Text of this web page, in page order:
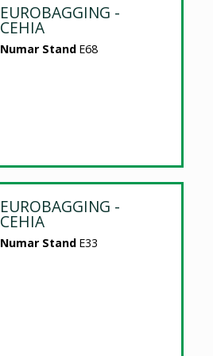
EUROBAGGING -
CEHIA
Numar Stand E68
EUROBAGGING -
CEHIA
Numar Stand E33